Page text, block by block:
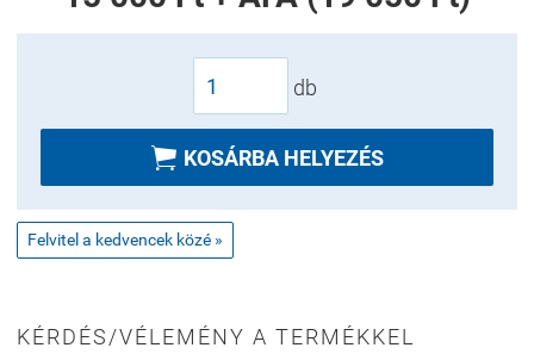
db
 KOSÁRBA HELYEZÉS
Felvitel a kedvencek közé »
KÉRDÉS/VÉLEMÉNY A TERMÉKKEL